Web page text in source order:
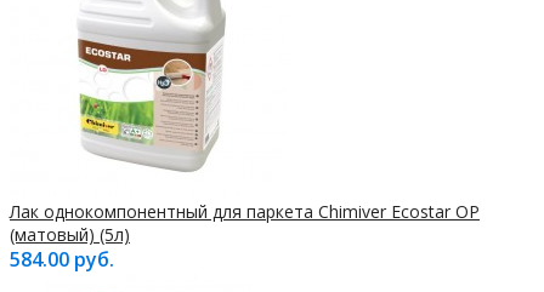
Лак однокомпонентный для паркета Chimiver Ecostar OP
(матовый) (5л)
584.00 руб.